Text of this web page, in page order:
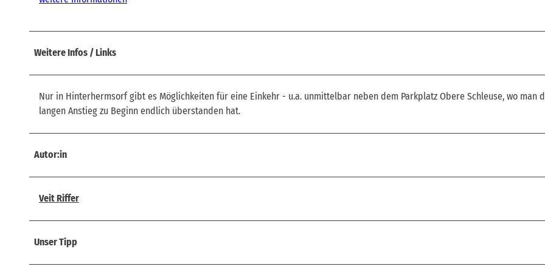
Weitere Infos / Links
Nur in Hinterhermsorf gibt es Möglichkeiten für eine Einkehr - u.a. unmittelbar neben dem Parkplatz Obere Schleuse, wo man
langen Anstieg zu Beginn endlich überstanden hat.
Autor:in
Veit Riffer
Unser Tipp